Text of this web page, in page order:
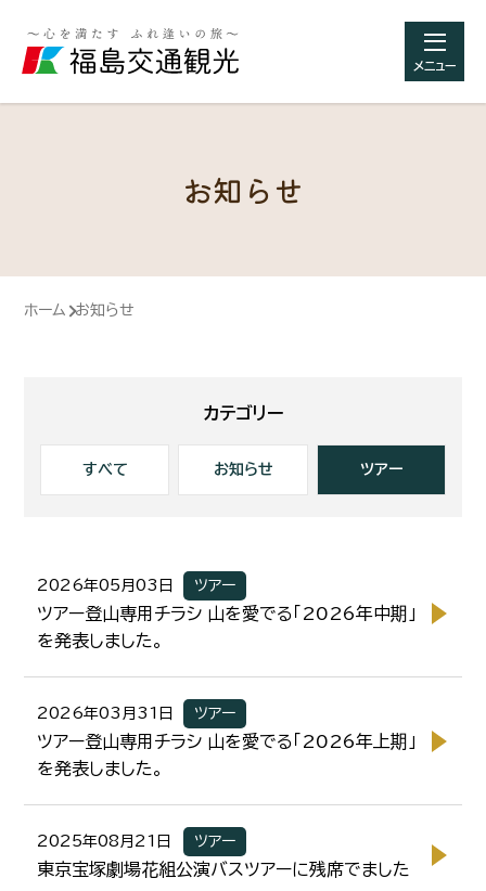
メニュー
お知らせ
ホーム お知らせ
カテゴリー
すべて お知らせ ツアー
2026年05月03日 ツアー
ツアー登山専用チラシ 山を愛でる「2026年中期」
を発表しました。
2026年03月31日 ツアー
ツアー登山専用チラシ 山を愛でる「2026年上期」
を発表しました。
2025年08月21日 ツアー
東京宝塚劇場花組公演バスツアーに残席でました